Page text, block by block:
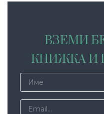
ВЗЕМИ
КНИЖКА И